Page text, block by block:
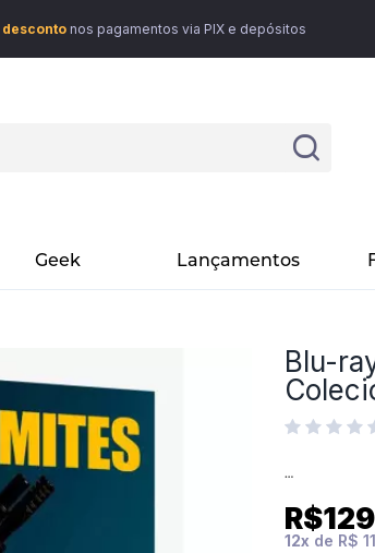
desconto nos pagamentos via PIX e depósitos
Geek Lançamentos
Blu-
12x de R$